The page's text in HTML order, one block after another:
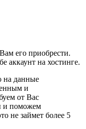
его приобрести.
аккаунт на хостинге.
на данные
и
от Вас
и поможем
не займет более 5